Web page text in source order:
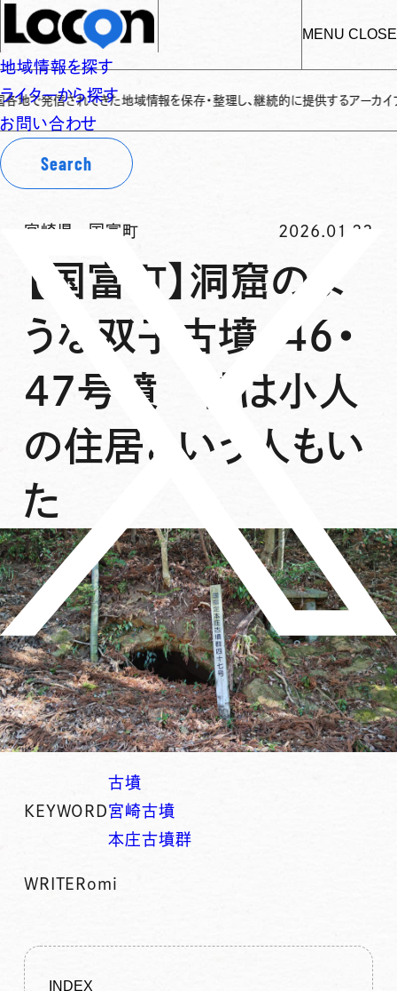
MENU CLOSE
地域情報を探す
ライターから探す
お問い合わせ
Search
れてきた地域情報を保存・整理し、継続的に提供するアーカイブサイトです
宮崎県 国富町 2026.01.23
【国富町】洞窟のよ
うな双子古墳、46・
47号墳 昔は小人
の住居という人もい
た
KEYWORD
古墳
宮崎古墳
本庄古墳群
WRITERomi
INDEX